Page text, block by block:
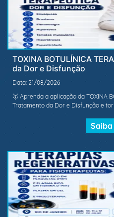
TOXINA BOTULÍNICA
da Dor e Disfunção
Data: 21/08/2026
🥇 Aprenda a aplicação da TOXINA
Tratamento da Dor e Disfunção e
Saiba